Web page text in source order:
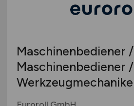
Maschinenbediener
Maschinenbediener /